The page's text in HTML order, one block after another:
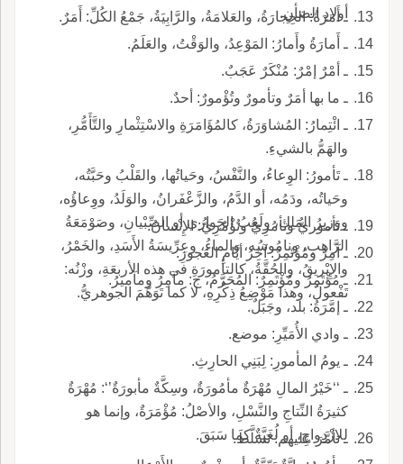
أولادِ الضأنِ.
ـ أَمَرَةُ: الحِجارَةُ، والعَلامَةُ، والرَّابِيَةُ، جَمْعُ الكُلِّ: أَمَرٌ.
ـ أَمارَةُ وأَمارُ: المَوْعِدُ، والوَقْتُ، والعَلَمُ.
ـ أمْرٌ إمْرٌ: مُنْكَرٌ عَجَبٌ.
ـ ما بها أمَرٌ وتأمورٌ وتُؤْمورٌ: أحدٌ.
ـ ائْتِمارُ: المُشاوَرَةُ، كالمُؤَامَرَةِ والاسْتِثْمارِ والتَّأَمُّرِ،
والهَمُّ بالشيءِ.
ـ تَأمورُ: الوِعاءُ، والنَّفْسُ، وحَياتُها، والقَلْبُ وحَبَّتُه،
وحَياتُه، ودَمُه، أو الدَّمُ، والزَّعْفَرانُ، والوَلَدُ، ووِعاؤُه،
ووَزيرُ المَلِكِ، ولَعِبُ الجَواري أو الصِّبْيانِ، وصَوْمَعَةُ
الرَّاهِبِ، ونامُوسُه، والماءُ، وعِرِّيسَةُ الأَسَدِ، والخَمْرُ،
والإِبْريقُ، والحُقَّةُ، كالتأمورَةِ في هذه الأربعَةِ، وزْنُه:
تَفْعولٌ، وهذا مَوْضِعُ ذِكْرِهِ، لا كما تَوَهَّمَ الجوهريُّ.
ـ تأموريُّ وتأمُرِيُّ وتُؤْمُرِيُّ: الإِنْسانُ.
ـ آمِرٌ ومُؤْتَمِرٌ: آخِرُ أيَّامِ العَجوزِ.
ـ مُؤْتَمِرُ ومُؤْتَمِرٌ: المُحَرَّمُ، ج: مآمِرُ ومآميرُ.
ـ إمَّرَةُ: بلد، وجَبَلٌ.
ـ وادي الأُمَيِّرِ: موضع.
ـ يومُ المأمورِ: لِبَنِي الحارِثِ.
ـ ‘‘خَيْرُ المالِ مُهْرَةٌ مأمُورَةٌ، وسِكَّةٌ مأبورَةٌ’‘: مُهْرَةٌ
كثيرَةُ النِّتاجِ والنَّسْلِ، والأصْلُ: مُؤْمَرَةٌ، وإنما هو
للازْدِواجِ، أو لُغَيَّةٌ كما سَبَقَ.
ـ تأمَّرَ عليهم: تَسَلَّطَ.